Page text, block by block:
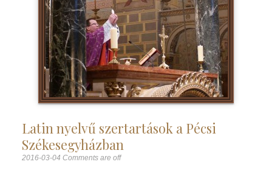
Latin nyelvű szertartások a Pécsi
Székesegyházban
2016-03-04 Comments are off